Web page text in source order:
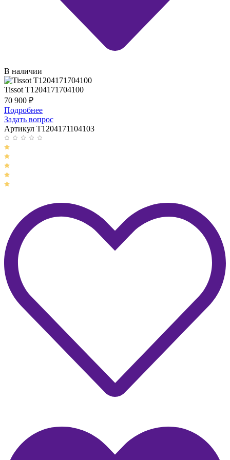
В наличии
Tissot T1204171704100
70 900 ₽
Подробнее
Задать вопрос
Артикул T1204171104103